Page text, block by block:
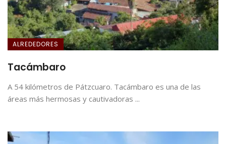
ALREDEDORES
Tacámbaro
A 54 kilómetros de Pátzcuaro. Tacámbaro es una de las
áreas más hermosas y cautivadoras ...